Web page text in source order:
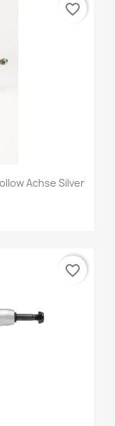
Achse Silver
favorite_border
favorite_border